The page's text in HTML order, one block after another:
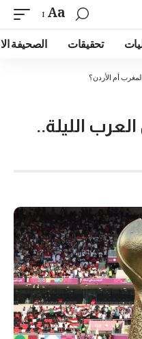
Aa
تحقيقات الصحيفة
أم الأردن؟
الليلة..